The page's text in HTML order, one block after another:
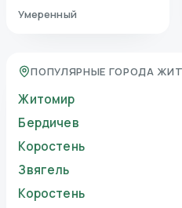
Умеренный
ПОПУЛЯРНЫЕ ГОРОДА
Житомир
Бердичев
Коростень
Звягель
Коростень